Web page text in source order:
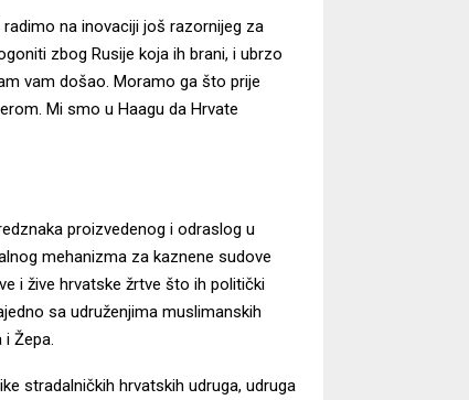
na inovaciji još razornijeg za
zbog Rusije koja ih brani, i ubrzo
vam došao. Moramo ga što prije
Mi smo u Haagu da Hrvate
proizvedenog i odraslog u
mehanizma za kaznene sudove
i žive hrvatske žrtve što ih politički
sa udruženjima muslimanskih
Žepa.
stradalničkih hrvatskih udruga, udruga